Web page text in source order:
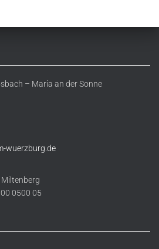
– Maria an der Sonne
wuerzburg.de
0500 05